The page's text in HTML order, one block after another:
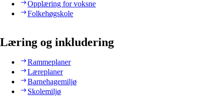
Opplæring for voksne
Folkehøgskole
Læring og inkludering
Rammeplaner
Læreplaner
Barnehagemiljø
Skolemiljø